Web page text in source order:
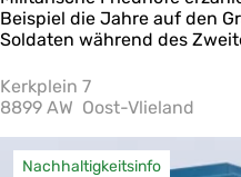
r
i
g
s
e
Beispiel die Jahre auf den
Soldaten während des
Kerkplein 7
8899 AW Oost-Vlieland
Nachhaltigkeitsinfo